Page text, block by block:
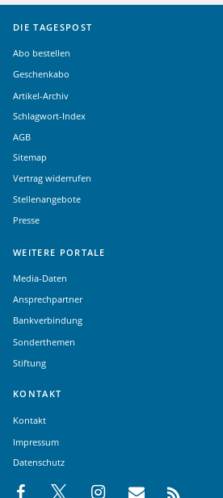
DIE TAGESPOST
Abo bestellen
Geschenkabo
Artikel-Archiv
Schlagwort-Index
AGB
Sitemap
Vertrag widerrufen
Stellenangebote
Presse
WEITERE PORTALE
Media-Daten
Ansprechpartner
Bankverbindung
Sonderthemen
Stiftung
KONTAKT
Kontakt
Impressum
Datenschutz